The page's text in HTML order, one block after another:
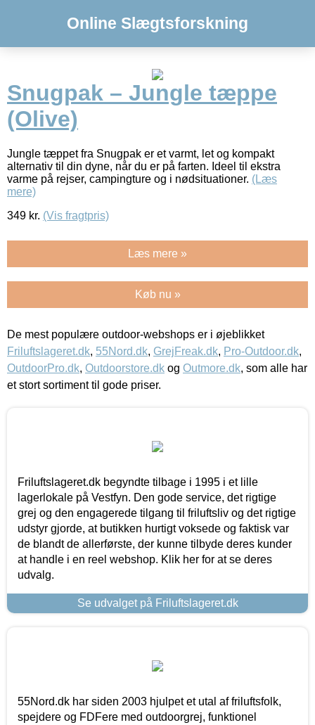
Online Slægtsforskning
Snugpak – Jungle tæppe
(Olive)
Jungle tæppet fra Snugpak er et varmt, let og kompakt
alternativ til din dyne, når du er på farten. Ideel til ekstra
varme på rejser, campingture og i nødsituationer. (Læs
mere)
349 kr. (Vis fragtpris)
Læs mere »
Køb nu »
De mest populære outdoor-webshops er i øjeblikket
Friluftslageret.dk, 55Nord.dk, GrejFreak.dk, Pro-Outdoor.dk,
OutdoorPro.dk, Outdoorstore.dk og Outmore.dk, som alle har
et stort sortiment til gode priser.
Friluftslageret.dk begyndte tilbage i 1995 i et lille
lagerlokale på Vestfyn. Den gode service, det rigtige
grej og den engagerede tilgang til friluftsliv og det rigtige
udstyr gjorde, at butikken hurtigt voksede og faktisk var
de blandt de allerførste, der kunne tilbyde deres kunder
at handle i en reel webshop. Klik her for at se deres
udvalg.
Se udvalget på Friluftslageret.dk
55Nord.dk har siden 2003 hjulpet et utal af friluftsfolk,
spejdere og FDFere med outdoorgrej, funktionel